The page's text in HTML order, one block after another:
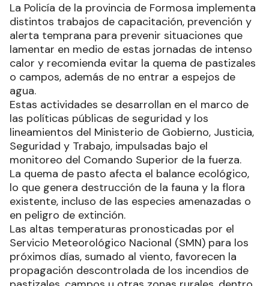
La Policía de la provincia de Formosa implementa
distintos trabajos de capacitación, prevención y
alerta temprana para prevenir situaciones que
lamentar en medio de estas jornadas de intenso
calor y recomienda evitar la quema de pastizales
o campos, además de no entrar a espejos de
agua.
Estas actividades se desarrollan en el marco de
las políticas públicas de seguridad y los
lineamientos del Ministerio de Gobierno, Justicia,
Seguridad y Trabajo, impulsadas bajo el
monitoreo del Comando Superior de la fuerza.
La quema de pasto afecta el balance ecológico,
lo que genera destrucción de la fauna y la flora
existente, incluso de las especies amenazadas o
en peligro de extinción.
Las altas temperaturas pronosticadas por el
Servicio Meteorológico Nacional (SMN) para los
próximos días, sumado al viento, favorecen la
propagación descontrolada de los incendios de